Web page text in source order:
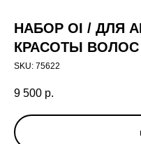
НАБОР OI / ДЛЯ
КРАСОТЫ ВОЛОС
SKU: 75622
9 500 р.